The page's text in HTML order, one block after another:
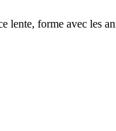
lente, forme avec les